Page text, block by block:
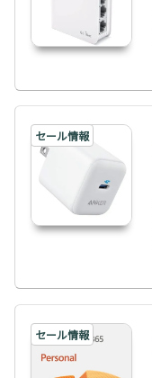
セール情報
セール情報